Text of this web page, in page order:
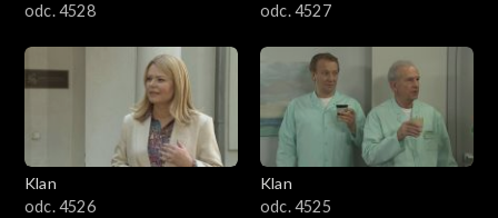
odc. 4528
odc. 4527
Klan
odc. 4526
Klan
odc. 4525